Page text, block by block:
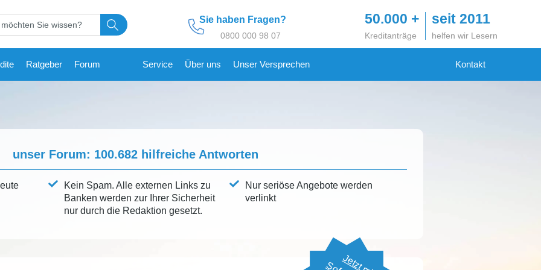
Sie haben Fragen?
0800 000 98 07
50.000 +
Kreditanträge
seit 2011
helfen wir Lesern
Ratgeber Forum Service Über uns Unser Versprechen Kontakt
unser Forum: 100.682hilfreiche Antworten
Kein Spam. Alle externen Links zu
Banken werden zur Ihrer Sicherheit
nur durch die Redaktion gesetzt.
Nur seriöse Angebote werden
verlinkt